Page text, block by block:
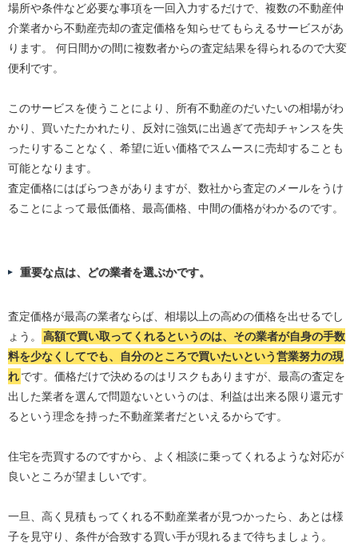
場所や条件など必要な事項を一回入力するだけで、複数の不動産仲
介業者から不動産売却の査定価格を知らせてもらえるサービスがあ
ります。 何日間かの間に複数者からの査定結果を得られるので大変
便利です。
このサービスを使うことにより、所有不動産のだいたいの相場がわ
かり、買いたたかれたり、反対に強気に出過ぎて売却チャンスを失
ったりすることなく、希望に近い価格でスムースに売却することも
可能となります。
査定価格にはばらつきがありますが、数社から査定のメールをうけ
ることによって最低価格、最高価格、中間の価格がわかるのです。
重要な点は、どの業者を選ぶかです。
査定価格が最高の業者ならば、相場以上の高めの価格を出せるでし
ょう。
高額で買い取ってくれるというのは、その業者が自身の手数
料を少なくしてでも、自分のところで買いたいという営業努力の現
れです。価格だけで決めるのはリスクもありますが、最高の査定を
出した業者を選んで問題ないというのは、利益は出来る限り還元す
るという理念を持った不動産業者だといえるからです。
住宅を売買するのですから、よく相談に乗ってくれるような対応が
良いところが望ましいです。
一旦、高く見積もってくれる不動産業者が見つかったら、あとは様
子を見守り、条件が合致する買い手が現れるまで待ちましょう。